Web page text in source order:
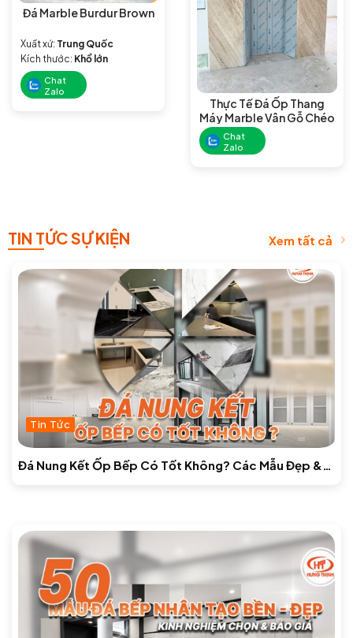
Đá Marble Burdur Brown
Xuất xứ: Trung Quốc
Kích thước: Khổ lớn
Chat
Zalo
Thực Tế Đá Ốp Thang
Máy Marble Vân Gỗ Chéo
Chat
Zalo
TIN TỨC SỰ KIỆN Xem tất cả
Tin Tức
Đá Nung Kết Ốp Bếp Có Tốt Không? Các Mẫu Đẹp &